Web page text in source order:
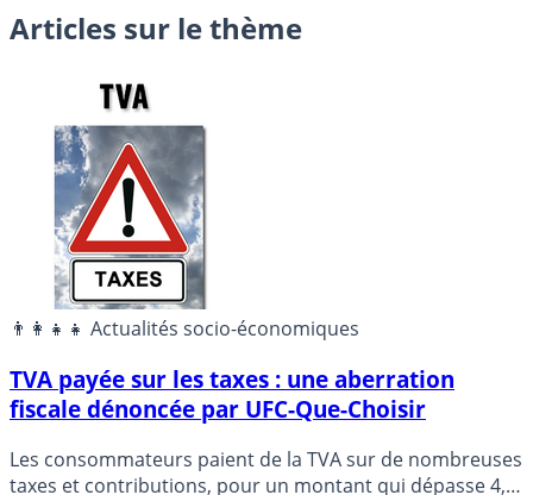
Articles sur le thème
👨‍👩‍👧‍👧 Actualités socio-économiques
TVA payée sur les taxes : une aberration
fiscale dénoncée par UFC-Que-Choisir
Les consommateurs paient de la TVA sur de nombreuses
taxes et contributions, pour un montant qui dépasse 4,6